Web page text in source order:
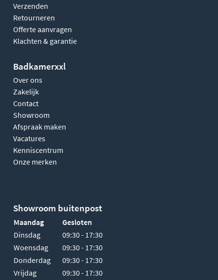
Verzenden
Retourneren
Offerte aanvragen
Klachten & garantie
Badkamerxxl
Over ons
Zakelijk
Contact
Showroom
Afspraak maken
Vacatures
Kenniscentrum
Onze merken
Showroom buitenpost
Maandag
Gesloten
Dinsdag
09:30 - 17:30
Woensdag
09:30 - 17:30
Donderdag
09:30 - 17:30
Vrijdag
09:30 - 17:30